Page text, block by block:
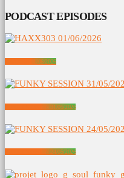
PODCAST EPISODES
HAXX303 01/06/2026
FUNKY SESSION 31/05/2026
FUNKY SESSION 24/05/2026